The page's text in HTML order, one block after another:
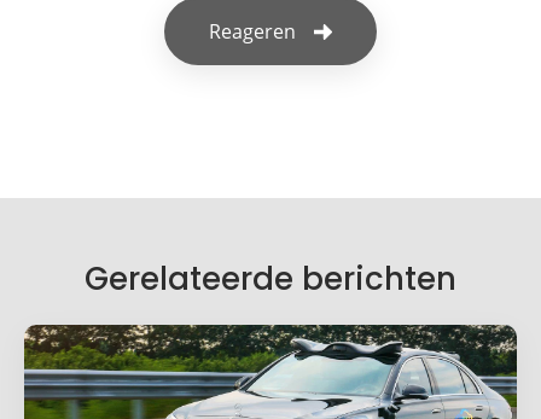
Reageren
Je e-mailadres wordt niet gepubliceerd.
Gerelateerde berichten